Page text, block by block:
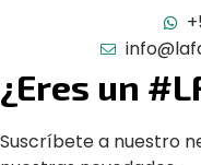
¿Eres un
Suscríbete a nuestro